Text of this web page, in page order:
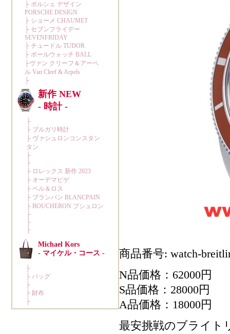
商品番号: watch-
N品価格：62000円
S品価格：28000円
A品価格：18000円
最安挑戦のブライト